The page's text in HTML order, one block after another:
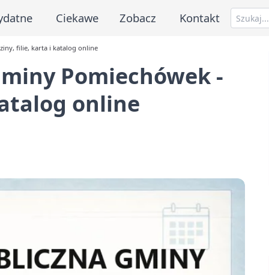
Ciekawe Zobacz Kontakt
filie, karta i katalog online
Pomiechówek -
online